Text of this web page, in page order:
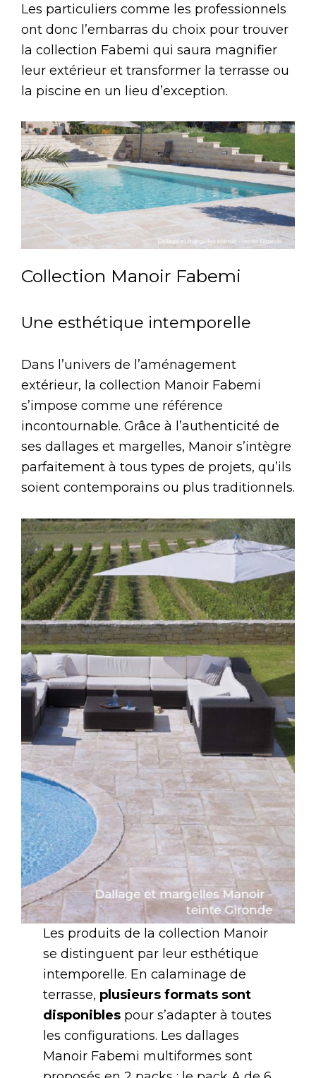
Les particuliers comme les professionnels
ont donc l’embarras du choix pour trouver
la collection Fabemi qui saura magnifier
leur extérieur et transformer la terrasse ou
la piscine en un lieu d’exception.
Collection Manoir Fabemi
Une esthétique intemporelle
Dans l’univers de l’aménagement
extérieur, la collection Manoir Fabemi
s’impose comme une référence
incontournable. Grâce à l’authenticité de
ses dallages et margelles, Manoir s’intègre
parfaitement à tous types de projets, qu’ils
soient contemporains ou plus traditionnels.
Les produits de la collection Manoir
se distinguent par leur esthétique
intemporelle. En calaminage de
terrasse, plusieurs formats sont
disponibles pour s’adapter à toutes
les configurations. Les dallages
Manoir Fabemi multiformes sont